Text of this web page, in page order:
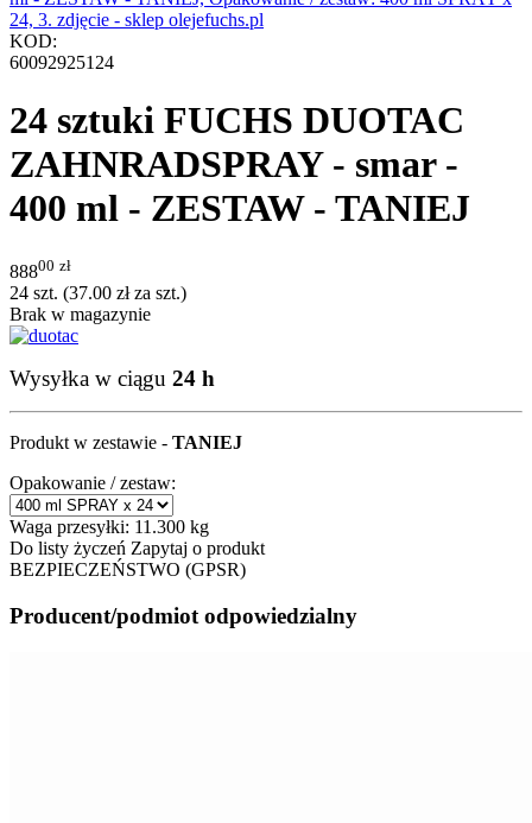
KOD:
60092925124
24 sztuki FUCHS DUOTAC
ZAHNRADSPRAY - smar -
400 ml - ZESTAW - TANIEJ
88800 zł
24 szt. (37.00 złza szt.)
Brak w magazynie
Wysyłka w ciągu 24 h
Produkt w zestawie - TANIEJ
Opakowanie / zestaw:
Waga przesyłki: 11.300 kg
Do listy życzeń Zapytaj o produkt
BEZPIECZEŃSTWO (GPSR)
Producent/podmiot odpowiedzialny